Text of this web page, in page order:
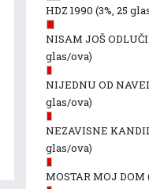
HDZ 1990 (3%, 25
NISAM JOŠ
glas/ova)
NIJEDNU OD
glas/ova)
NEZAVISNE
glas/ova)
MOSTAR MOJ DOM